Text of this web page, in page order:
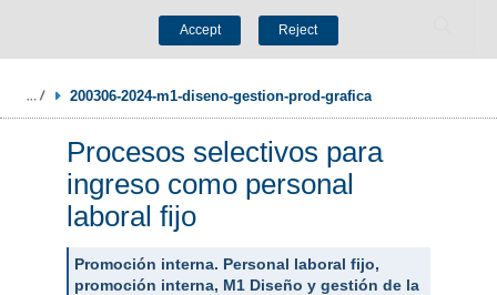
Accept Reject
Search
200306-2024-m1-diseno-gestion-prod-grafica
Procesos selectivos para
ingreso como personal
laboral fijo
Promoción interna. Personal laboral fijo,
promoción interna, M1 Diseño y gestión de la